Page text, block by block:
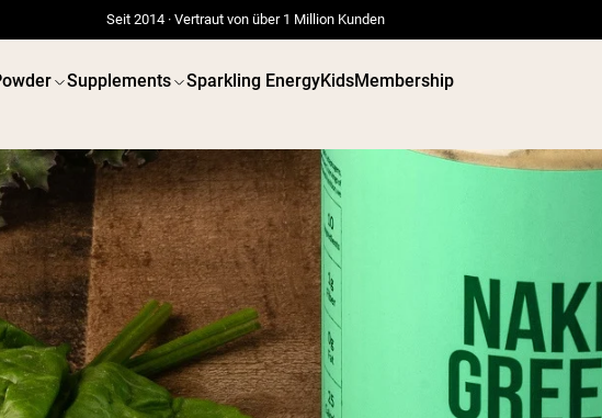
Seit 2014 · Vertraut von über 1 Million Kunden
Supplements Sparkling EnergyKidsMembership